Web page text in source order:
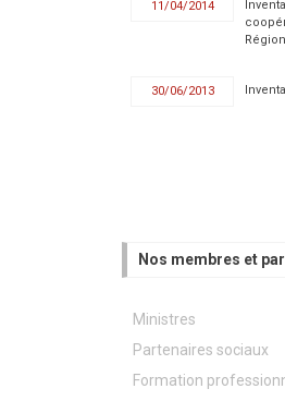
11/04/2014
30/06/2013
Nos membres et
Ministres
Partenaires sociaux
Formation